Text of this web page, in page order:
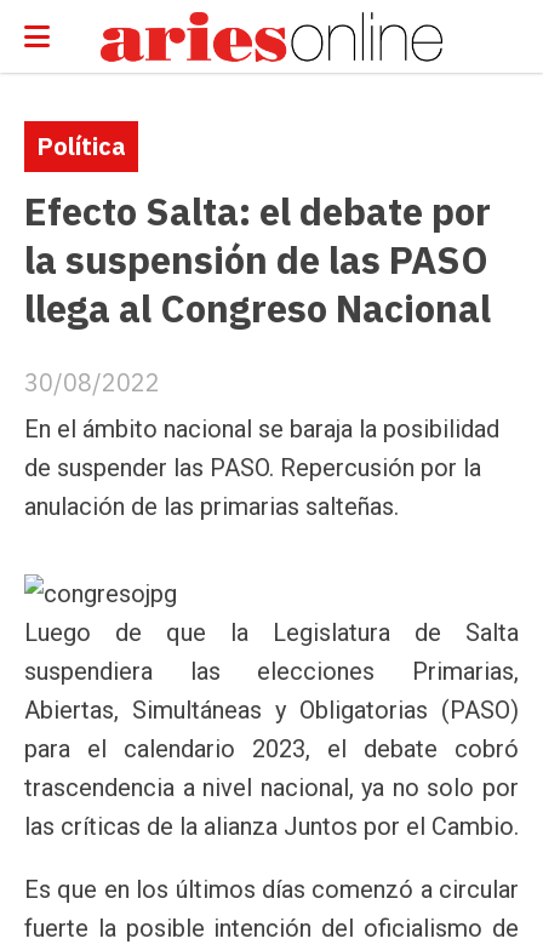
Efecto Salta: el debate por
la suspensión de las PASO
llega al Congreso Nacional
En el ámbito nacional se baraja la posibilidad
de suspender las PASO. Repercusión por la
anulación de las primarias salteñas.
Política
30/08/2022
Luego de que la Legislatura de Salta
suspendiera las elecciones Primarias,
Abiertas, Simultáneas y Obligatorias (PASO)
para el calendario 2023, el debate cobró
trascendencia a nivel nacional, ya no solo por
las críticas de la alianza Juntos por el Cambio.
Es que en los últimos días comenzó a circular
fuerte la posible intención del oficialismo de